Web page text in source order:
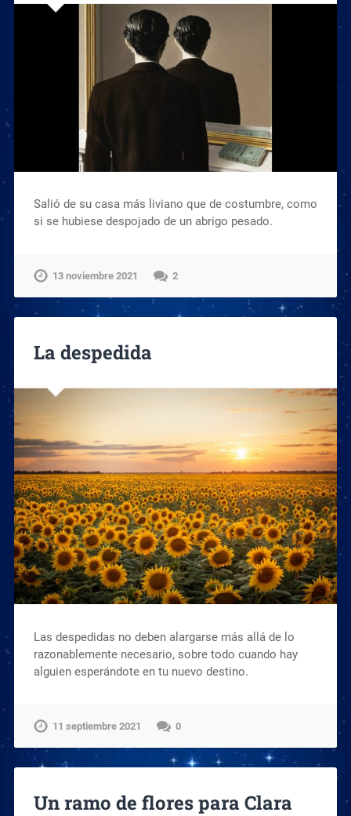
Salió de su casa más liviano que de costumbre, como
si se hubiese despojado de un abrigo pesado.
13 noviembre 2021 2
La despedida
Las despedidas no deben alargarse más allá de lo
razonablemente necesario, sobre todo cuando hay
alguien esperándote en tu nuevo destino.
11 septiembre 2021 0
Un ramo de flores para Clara